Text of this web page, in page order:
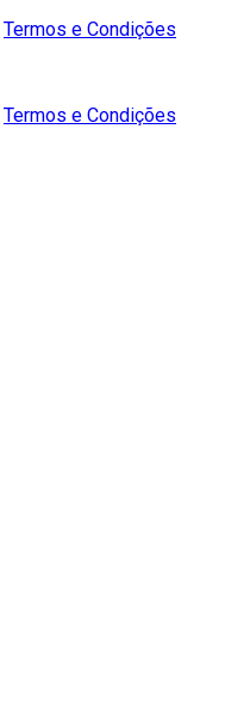
Termos e Condições
Termos e Condições